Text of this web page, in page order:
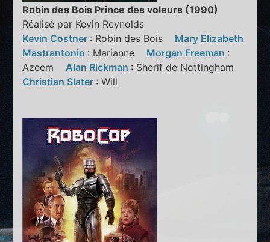
Robin des Bois Prince des voleurs (1990)
Réalisé par Kevin Reynolds
Kevin Costner : Robin des Bois Mary Elizabeth
Mastrantonio : Marianne Morgan Freeman :
Azeem Alan Rickman : Sherif de Nottingham
Christian Slater : Will